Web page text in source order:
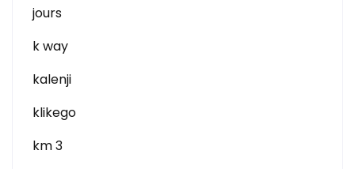
jours
k way
kalenji
klikego
km 3